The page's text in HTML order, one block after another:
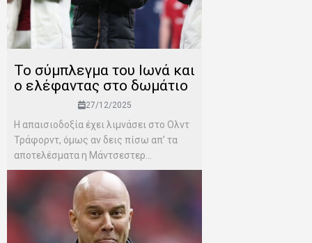
Το σύμπλεγμα του Ιωνά και
ο ελέφαντας στο δωμάτιο
27/12/2025
Η απαισιοδοξία έχει λιμνάσει στο Ολντ
Τράφορντ, όμως αν δεις πίσω απ’ τα
αποτελέσματα η Μάντσεστερ...